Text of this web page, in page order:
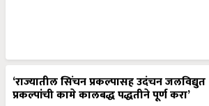
‘राज्यातील सिंचन प्रकल्पासह उदंचन जलविद्युत
प्रकल्पांची कामे कालबद्ध पद्धतीने पूर्ण करा’